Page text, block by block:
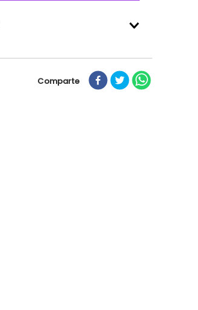
Comparte